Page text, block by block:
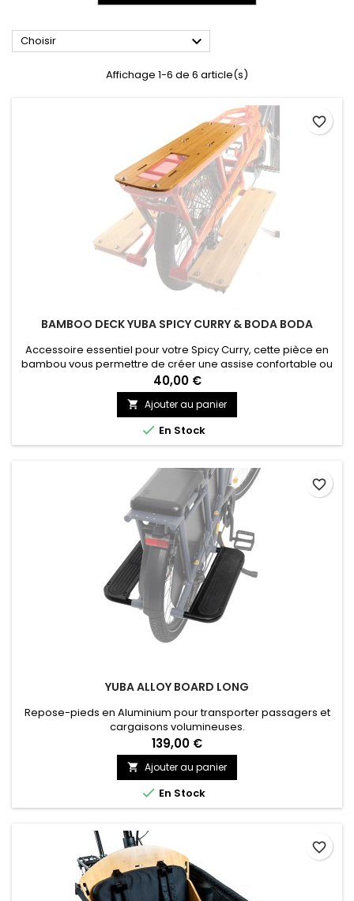
Choisir 
Affichage 1-6 de 6 article(s)
BAMBOO DECK YUBA SPICY CURRY & BODA BODA
Accessoire essentiel pour votre Spicy Curry, cette pièce en
bambou vous permettre de créer une assise confortable ou
une plateforme de chargement plane et solide!
40,00 €
 Ajouter au panier
 En Stock
favorite_border
YUBA ALLOY BOARD LONG
Repose-pieds en Aluminium pour transporter passagers et
cargaisons volumineuses.
139,00 €
 Ajouter au panier
 En Stock
favorite_border
favorite_border